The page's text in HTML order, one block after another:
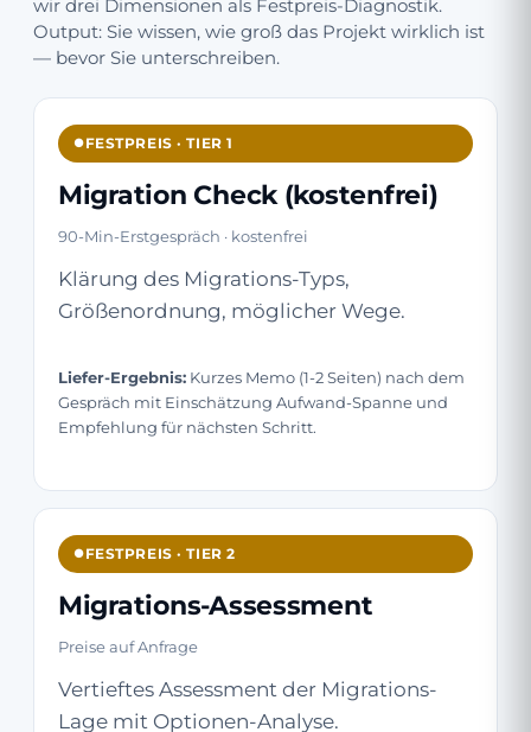
wir drei Dimensionen als Festpreis-Diagnostik.
Output: Sie wissen, wie groß das Projekt wirklich ist
— bevor Sie unterschreiben.
FESTPREIS · TIER 1
Migration Check (kostenfrei)
90-Min-Erstgespräch · kostenfrei
Klärung des Migrations-Typs,
Größenordnung, möglicher Wege.
Liefer-Ergebnis: Kurzes Memo (1-2 Seiten) nach dem
Gespräch mit Einschätzung Aufwand-Spanne und
Empfehlung für nächsten Schritt.
FESTPREIS · TIER 2
Migrations-Assessment
Preise auf Anfrage
Vertieftes Assessment der Migrations-
Lage mit Optionen-Analyse.